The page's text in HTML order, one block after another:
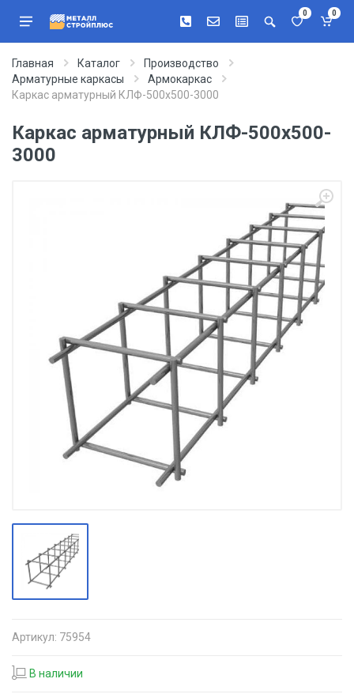
0 0
Главная Каталог
Производство
Арматурные каркасы
Армокаркас
Каркас арматурный КЛФ-500х500-3000
Каркас арматурный КЛФ-500х500-
3000
Артикул: 75954
В наличии